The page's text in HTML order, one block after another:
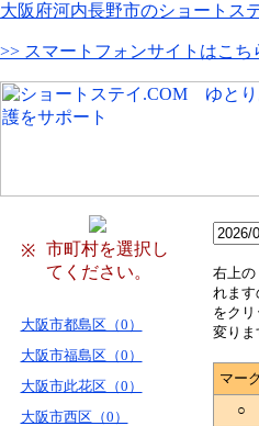
大阪府河内長野市のショートス
>> スマートフォンサイトはこち
※
市町村を選択し
てください。
大阪市都島区（0）
大阪市福島区（0）
大阪市此花区（0）
大阪市西区（0）
右上
れます
をク
変りま
マーク
○